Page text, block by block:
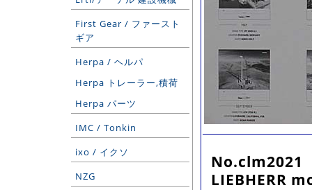
First Gear / ファースト
ギア
Herpa / ヘルパ
Herpa トレーラー,積荷
Herpa パーツ
IMC / Tonkin
ixo / イクソ
NZG
No.clm2021
LIEBHERR